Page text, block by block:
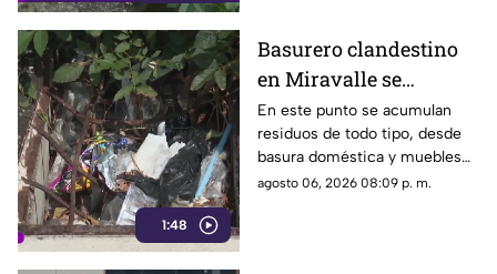
1:48
Basurero clandestino
en Miravalle se
convierte en un foco de
infección por
acumulación de
residuos.
En este punto se acumulan
residuos de todo tipo, desde
basura doméstica y muebles
viejos hasta animales muertos,
agosto 06, 2026 08:09 p. m.